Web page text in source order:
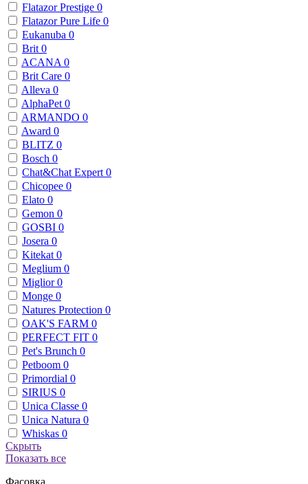
Flatazor Prestige 0
Flatazor Pure Life 0
Eukanuba 0
Brit 0
ACANA 0
Brit Care 0
Alleva 0
AlphaPet 0
ARMANDO 0
Award 0
BLITZ 0
Bosch 0
Chat&Chat Expert 0
Chicopee 0
Elato 0
Gemon 0
GOSBI 0
Josera 0
Kitekat 0
Meglium 0
Miglior0
Monge 0
Natures Protection 0
OAK'S FARM 0
PERFECT FIT 0
Pet's Brunch 0
Petboom 0
Primordial 0
SIRIUS 0
Unica Classe 0
Unica Natura 0
Whiskas 0
Скрыть
Показать все
Фасовка